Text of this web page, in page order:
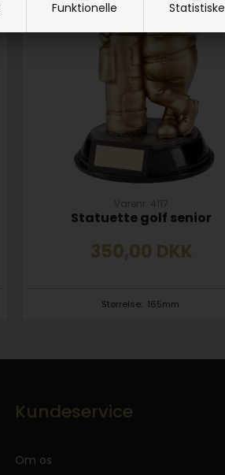
Funktionelle Statistiske
Varenr. 4117
Statuette golf senior
350,00 DKK
Størrelse: 165mm
Kundeservice
Om os